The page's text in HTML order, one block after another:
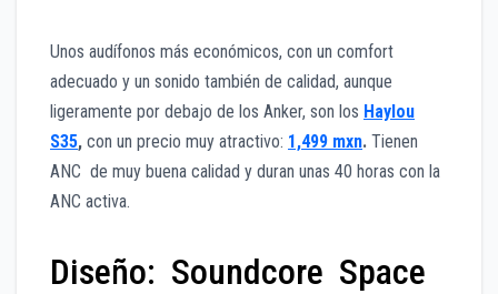
Unos audífonos más económicos, con un comfort
adecuado y un sonido también de calidad, aunque
ligeramente por debajo de los Anker, son los Haylou
S35, con un precio muy atractivo: 1,499 mxn. Tienen
ANC de muy buena calidad y duran unas 40 horas con la
ANC activa.
Diseño: Soundcore Space